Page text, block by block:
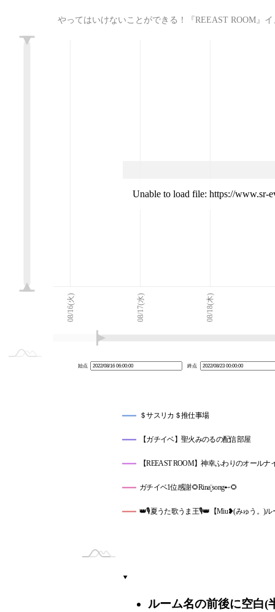
やってはいけないことができる！『REEAST ROOM』
08/15(月)
08/16(火) 08/17(水) 08/18(木)
08/24(水)
Unable to load file: https://www.sr-
始点 終点
＄サスリカ＄推仕事場
【ガチイベ】聖火みのるの配信部屋
【REEAST ROOM】神幸ふわりのオール
ガチイベ1位感謝🌻Rina¨̮song➸🌻
👑🎙夏うた歌うま王🎙👑【Miu❥(みゅう。)ル
ルーム名の前後に空白(